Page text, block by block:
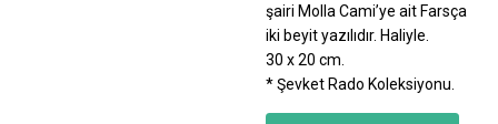
şairi Molla Cami’ye ait Farsça
iki beyit yazılıdır. Haliyle.
30 x 20 cm.
* Şevket Rado Koleksiyonu.